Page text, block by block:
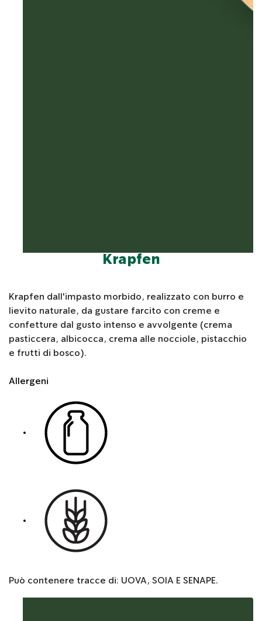
Krapfen
Krapfen dall'impasto morbido, realizzato con burro e
lievito naturale, da gustare farcito con creme e
confetture dal gusto intenso e avvolgente (crema
pasticcera, albicocca, crema alle nocciole, pistacchio
e frutti di bosco).
Allergeni
Può contenere tracce di: UOVA, SOIA E SENAPE.